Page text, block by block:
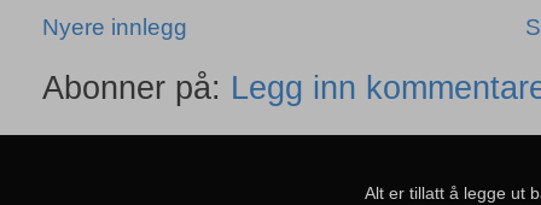
Nyere innlegg
Abonner på: Legg inn
Alt er tillatt å legge ut